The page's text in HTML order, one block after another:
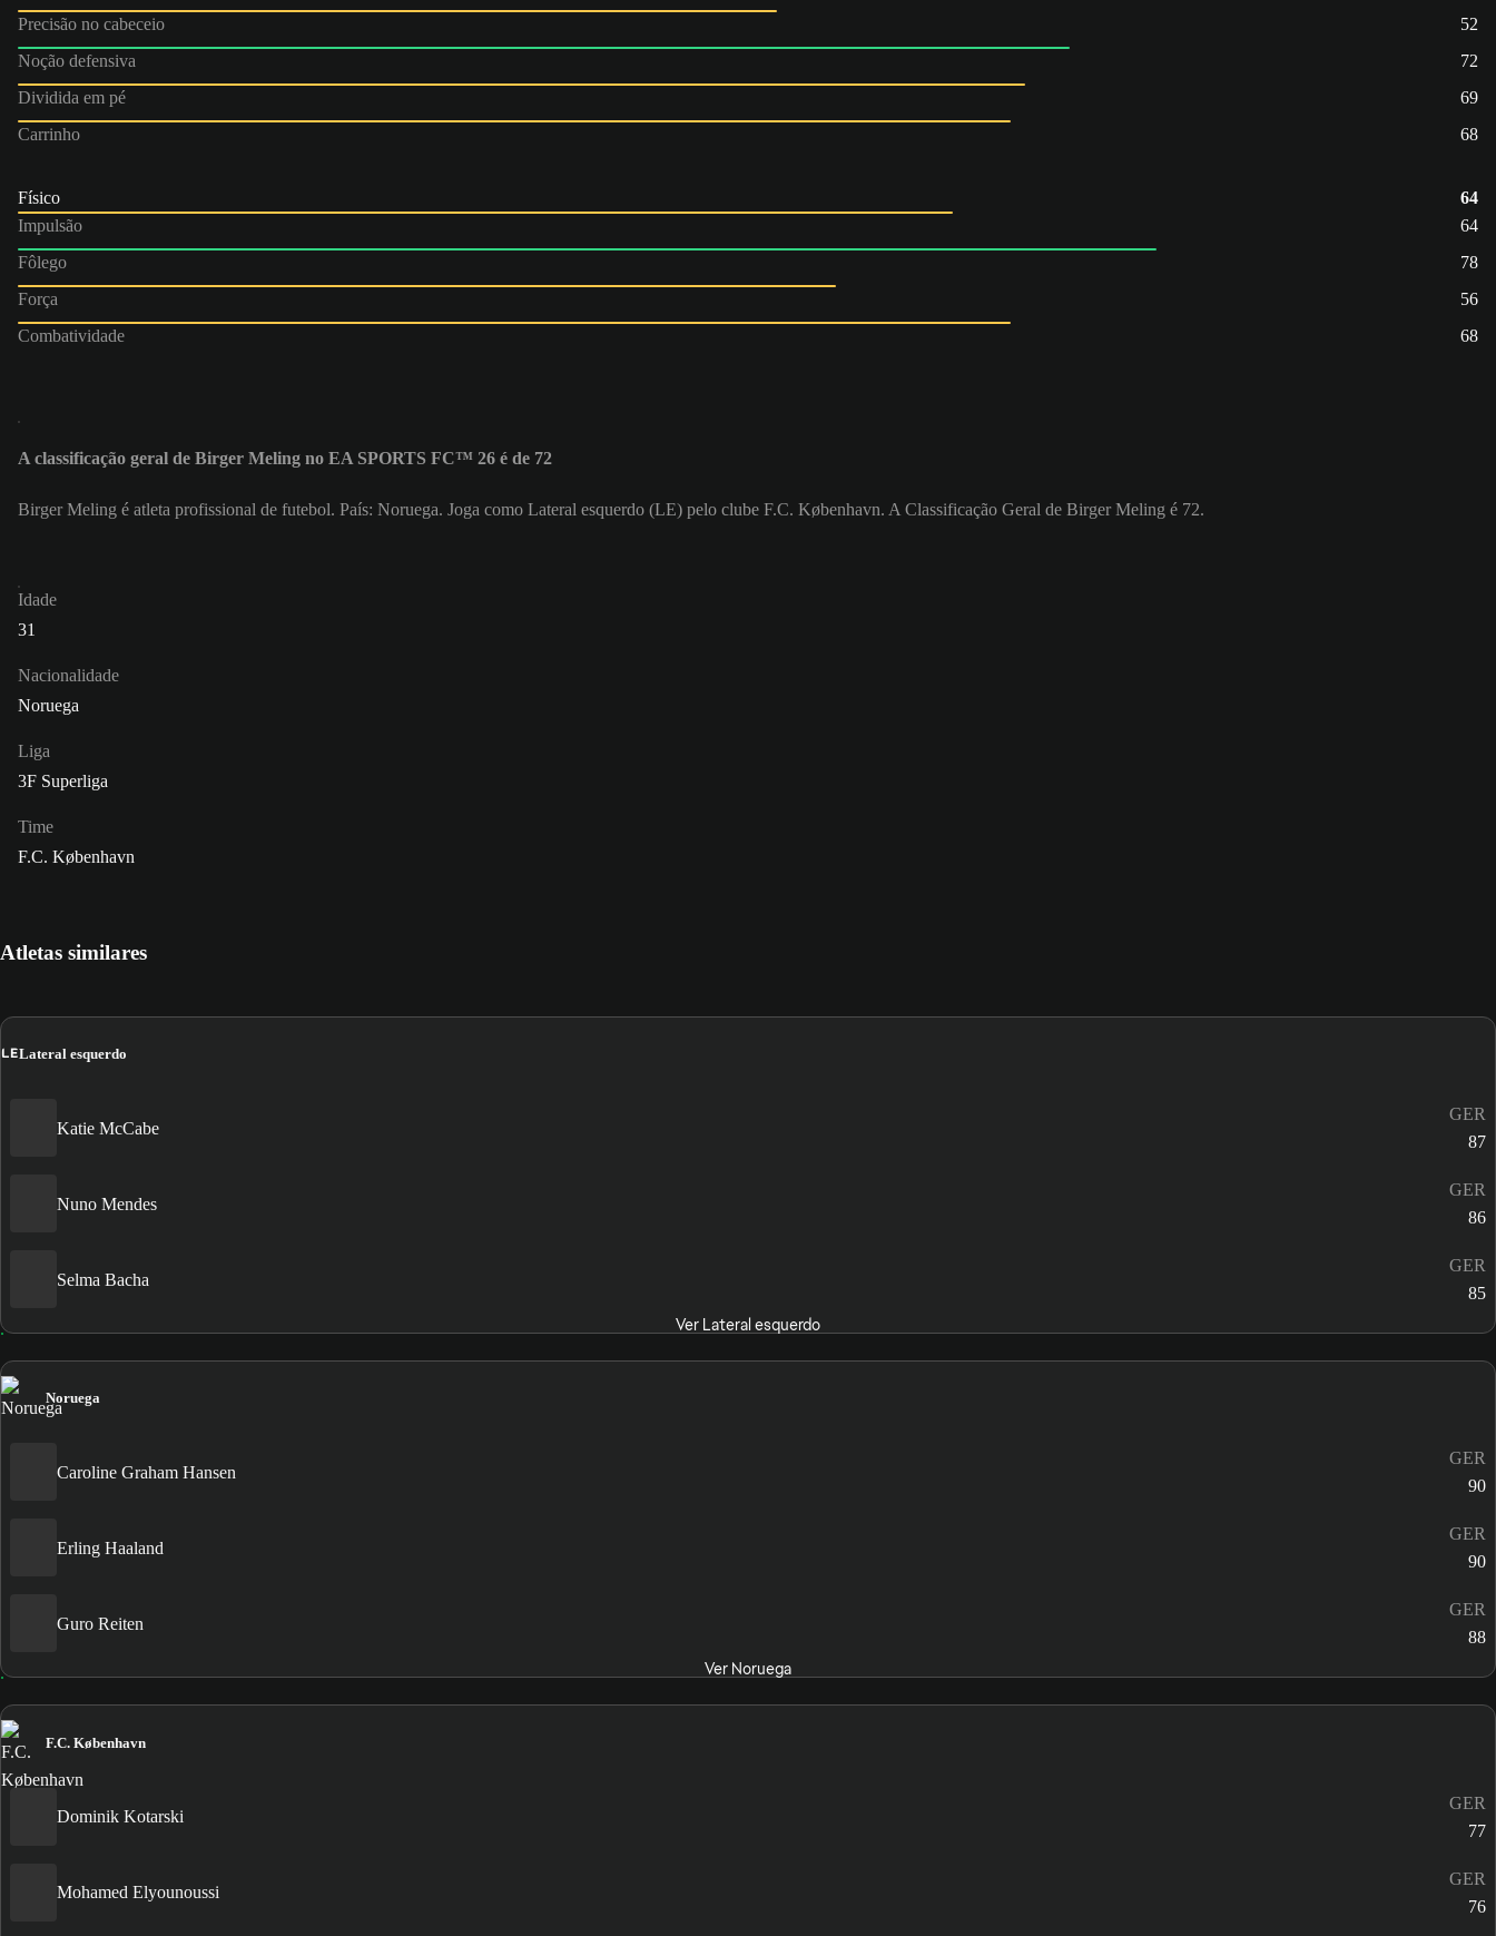
Precisão no cabeceio
52
Noção defensiva
72
Dividida em pé
69
Carrinho
68
Físico
64
Impulsão
64
Fôlego
78
Força
56
Combatividade
68
A classificação geral de Birger Meling no EA SPORTS FC™ 26 é de 72
Birger Meling é atleta profissional de futebol. País: Noruega. Joga como Lateral esquerdo (LE) pelo clube F.C. København. A Classificação Geral de Birger Meling é 72.
Idade
31
Nacionalidade
Noruega
Liga
3F Superliga
Time
F.C. København
Atletas similares
LELateral esquerdo
Katie McCabe
GER
87
Nuno Mendes
GER
86
Selma Bacha
GER
85
Ver Lateral esquerdo
Noruega
Caroline Graham Hansen
GER
90
Erling Haaland
GER
90
Guro Reiten
GER
88
Ver Noruega
F.C. København
Dominik Kotarski
GER
77
Mohamed Elyounoussi
GER
76